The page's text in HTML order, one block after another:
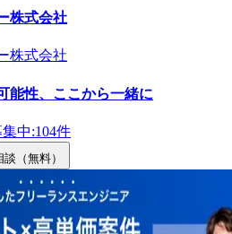
株式会社
株式会社
能性、ここから一緒に
中:104件
（無料）